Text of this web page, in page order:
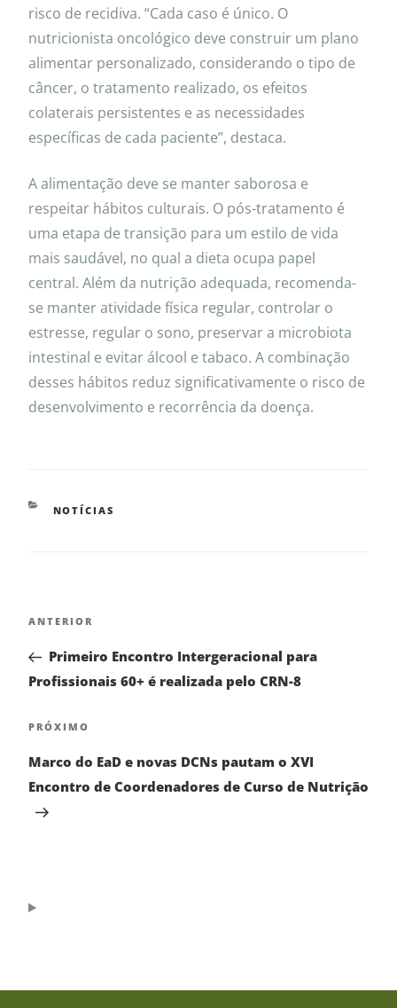
risco de recidiva. “Cada caso é único. O
nutricionista oncológico deve construir um plano
alimentar personalizado, considerando o tipo de
câncer, o tratamento realizado, os efeitos
colaterais persistentes e as necessidades
específicas de cada paciente”, destaca.
A alimentação deve se manter saborosa e
respeitar hábitos culturais. O pós-tratamento é
uma etapa de transição para um estilo de vida
mais saudável, no qual a dieta ocupa papel
central. Além da nutrição adequada, recomenda-
se manter atividade física regular, controlar o
estresse, regular o sono, preservar a microbiota
intestinal e evitar álcool e tabaco. A combinação
desses hábitos reduz significativamente o risco de
desenvolvimento e recorrência da doença.
NOTÍCIAS
ANTERIOR
Primeiro Encontro Intergeracional para
Profissionais 60+ é realizada pelo CRN-8
PRÓXIMO
Marco do EaD e novas DCNs pautam o XVI
Encontro de Coordenadores de Curso de Nutrição